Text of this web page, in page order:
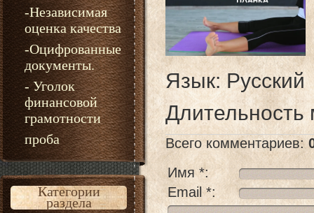
-Независимая
оценка качества
-Оцифрованные
документы.
- Уголок
финансовой
грамотности
проба
Категории
раздела
Язык: Русский
Длительность
Всего комментариев:
Имя *:
Email *: